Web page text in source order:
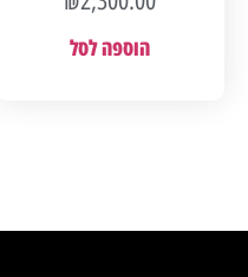
הוספה לסל